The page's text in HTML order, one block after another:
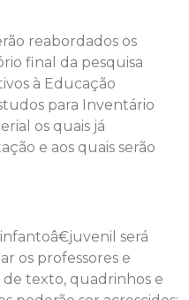
reabordados os
final da pesquisa
à Educação
para Inventário
os quais já
e aos quais serão
será
os professores e
texto, quadrinhos e